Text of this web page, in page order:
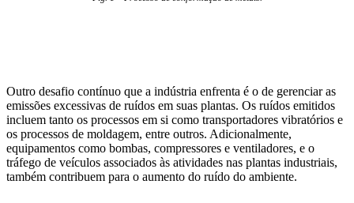
Outro desafio contínuo que a indústria enfrenta é o de gerenciar as
emissões excessivas de ruídos em suas plantas. Os ruídos emitidos
incluem tanto os processos em si como transportadores vibratórios e
os processos de moldagem, entre outros. Adicionalmente,
equipamentos como bombas, compressores e ventiladores, e o
tráfego de veículos associados às atividades nas plantas industriais,
também contribuem para o aumento do ruído do ambiente.